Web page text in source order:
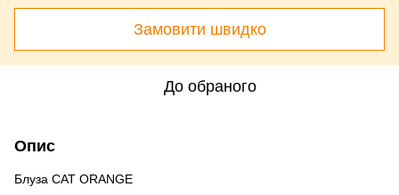
Замовити швидко
До обраного
Опис
Блуза CAT ORANGE